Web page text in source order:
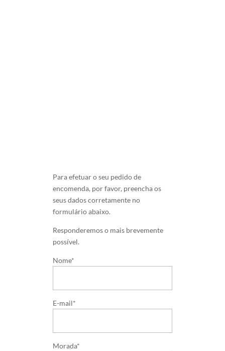
Para efetuar o seu pedido de
encomenda, por favor, preencha os
seus dados corretamente no
formulário abaixo.
Responderemos o mais brevemente
possível.
Nome*
E-mail*
Morada*